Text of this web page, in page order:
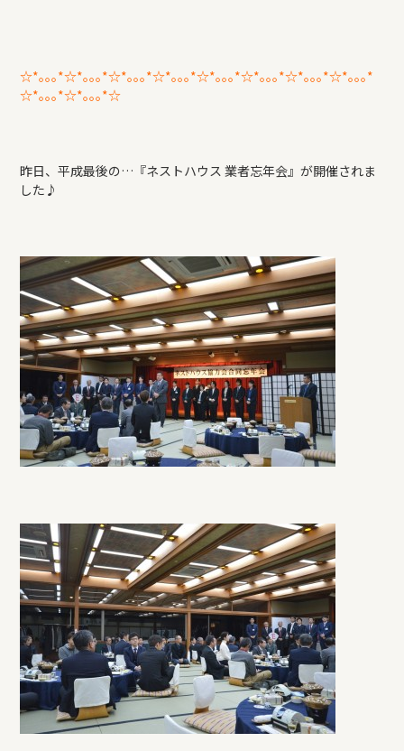
☆*｡｡｡*☆*｡｡｡*☆*｡｡｡*☆*｡｡｡*☆*｡｡｡*☆*｡｡｡*☆*｡｡｡*☆*｡｡｡*
☆*｡｡｡*☆*｡｡｡*☆
昨日、平成最後の…『ネストハウス 業者忘年会』が開催されま
した♪